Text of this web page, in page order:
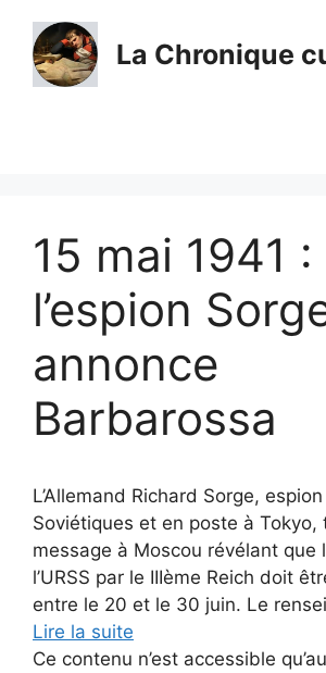
contenu
La Chronique
15 mai 1941 :
l’espion
annonce
Barbarossa
L’Allemand Richard Sorge,
Soviétiques et en poste à Tokyo,
message à Moscou révélant que
l’URSS par le IIIème Reich doit
entre le 20 et le 30 juin. Le
Lire la suite
Ce contenu n’est accessible